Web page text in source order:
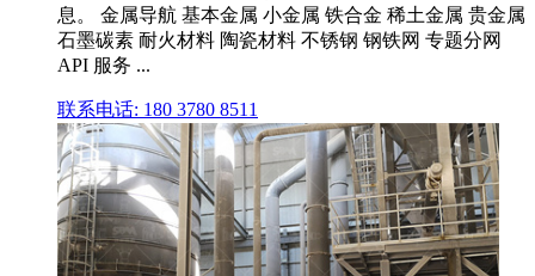
息。 金属导航 基本金属 小金属 铁合金 稀土金属 贵金属
石墨碳素 耐火材料 陶瓷材料 不锈钢 钢铁网 专题分网
API 服务 ...
联系电话: 180 3780 8511